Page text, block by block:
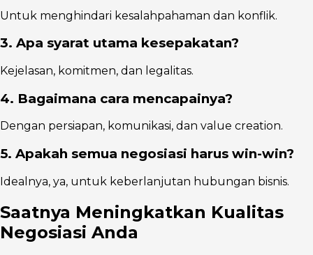
Untuk menghindari kesalahpahaman dan konflik.
3. Apa syarat utama kesepakatan?
Kejelasan, komitmen, dan legalitas.
4. Bagaimana cara mencapainya?
Dengan persiapan, komunikasi, dan value creation.
5. Apakah semua negosiasi harus win-win?
Idealnya, ya, untuk keberlanjutan hubungan bisnis.
Saatnya Meningkatkan Kualitas
Negosiasi Anda